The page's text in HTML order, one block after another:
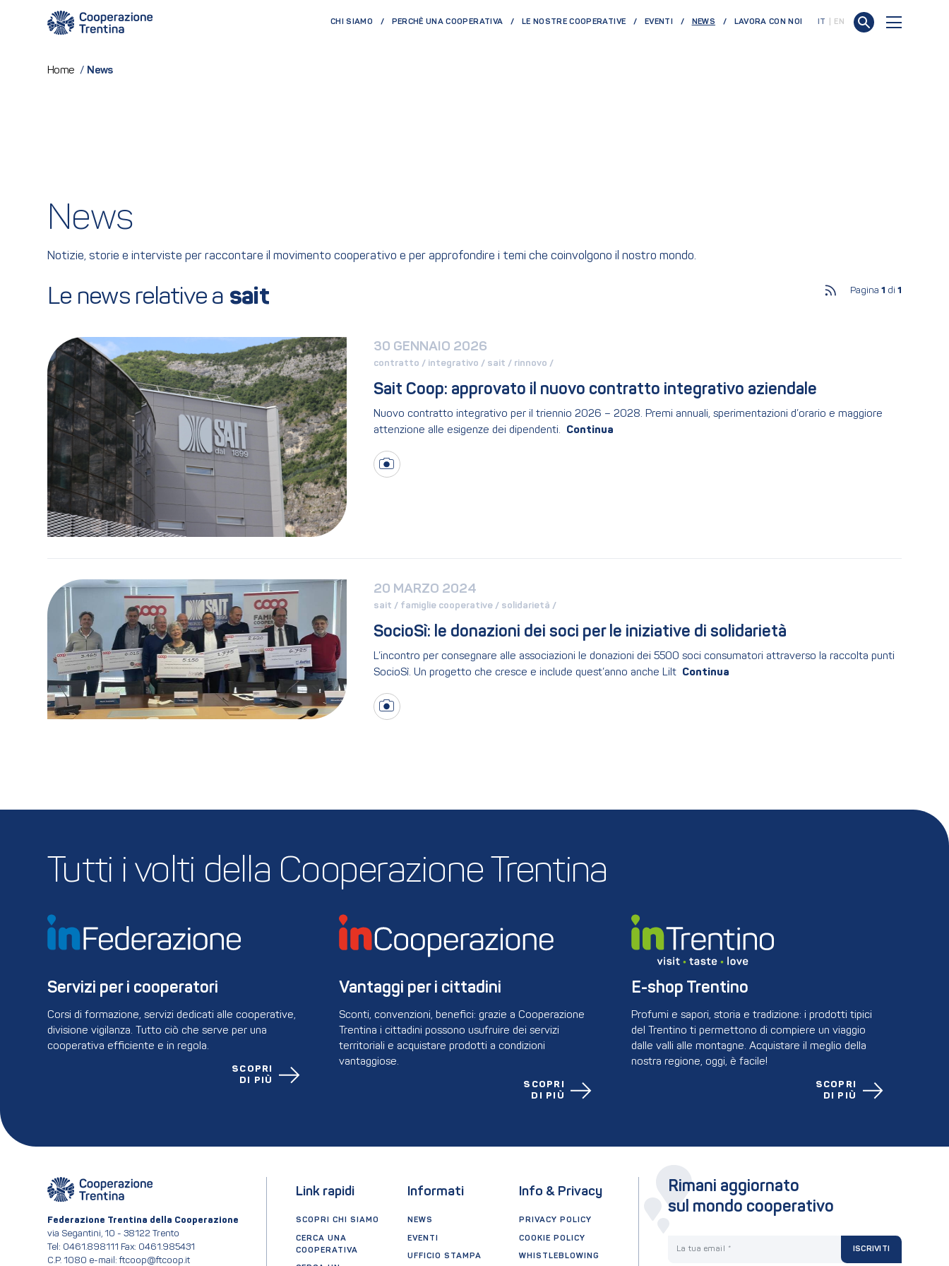
CHI SIAMO PERCHÈ UNA COOPERATIVA LE NOSTRE COOPERATIVE EVENTI NEWS(CURRENT)LAVORA CON NOI IT EN
Home / News
News
Notizie, storie e interviste per raccontare il movimento cooperativo e per approfondire i temi che coinvolgono il nostro mondo.
Le news relative a sait Pagina 1 di 1
30 GENNAIO 2026
contratto / integrativo / sait / rinnovo /
Sait Coop: approvato il nuovo contratto integrativo aziendale
Nuovo contratto integrativo per il triennio 2026 – 2028. Premi annuali, sperimentazioni d’orario e maggiore
attenzione alle esigenze dei dipendenti.
20 MARZO 2024
sait / famiglie cooperative / solidarietà /
SocioSì: le donazioni dei soci per le iniziative di solidarietà
L’incontro per consegnare alle associazioni le donazioni dei 5500 soci consumatori attraverso la raccolta punti
SocioSì. Un progetto che cresce e include quest’anno anche Lilt
Tutti i volti della Cooperazione Trentina
Servizi per i cooperatori
Corsi di formazione, servizi dedicati alle cooperative,
divisione vigilanza. Tutto ciò che serve per una
cooperativa efficiente e in regola.
SCOPRI
DI PIÙ
Vantaggi per i cittadini
Sconti, convenzioni, benefici: grazie a Cooperazione
Trentina i cittadini possono usufruire dei servizi
territoriali e acquistare prodotti a condizioni
vantaggiose.
SCOPRI
DI PIÙ
E-shop Trentino
Profumi e sapori, storia e tradizione: i prodotti tipici
del Trentino ti permettono di compiere un viaggio
dalle valli alle montagne. Acquistare il meglio della
nostra regione, oggi, è facile!
SCOPRI
DI PIÙ
Federazione Trentina della Cooperazione
via Segantini, 10 - 38122 Trento
Tel: 0461.898111 Fax: 0461.985431
C.P. 1080 e-mail: ftcoop@ftcoop.it
Link rapidi
SCOPRI CHI SIAMO
CERCA UNA
COOPERATIVA
Informati
NEWS
EVENTI
UFFICIO STAMPA
Info & Privacy
PRIVACY POLICY
COOKIE POLICY
WHISTLEBLOWING
Rimani aggiornato
sul mondo cooperativo
ISCRIVITI